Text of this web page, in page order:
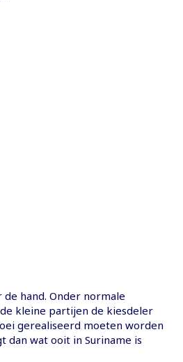
de hand. Onder normale
kleine partijen de kiesdeler
gerealiseerd moeten worden
dan wat ooit in Suriname is